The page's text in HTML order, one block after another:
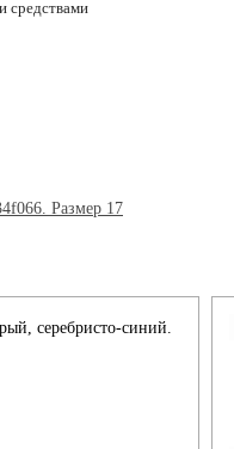
средствами
серебристо-синий.